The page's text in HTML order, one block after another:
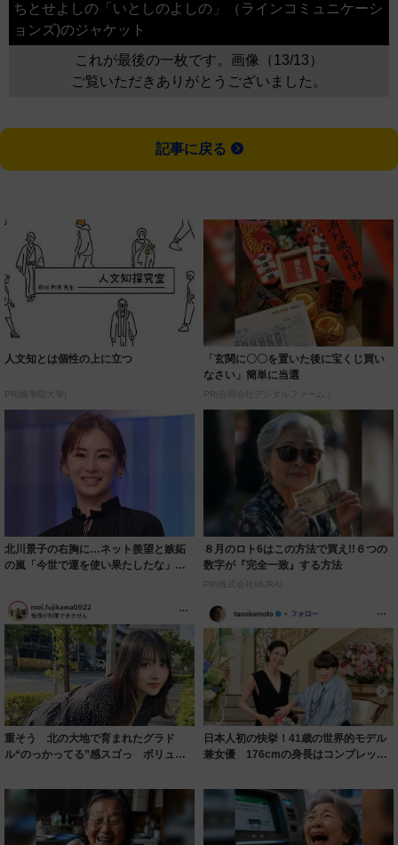
ちとせよしの「いとしのよしの」（ラインコミュニケーシ
ョンズ)のジャケット
これが最後の一枚です。画像（13/13）
ご覧いただきありがとうございました。
記事に戻る
人文知とは個性の上に立つ
PR(國學院大學)
「玄関に〇〇を置いた後に宝くじ買い
なさい」簡単に当選
PR(合同会社デジタルファーム )
北川景子の右胸に…ネット羨望と嫉妬
の嵐「今世で運を使い果たしたな」
８月のロト6はこの方法で買え!!６つの
数字が『完全一致』する方法
PR(株式会社MURA)
重そう 北の大地で育まれたグラド
ル“のっかってる”感スゴっ ボリュー
日本人初の快挙！41歳の世界的モデル
兼女優 176cmの身長はコンプレック